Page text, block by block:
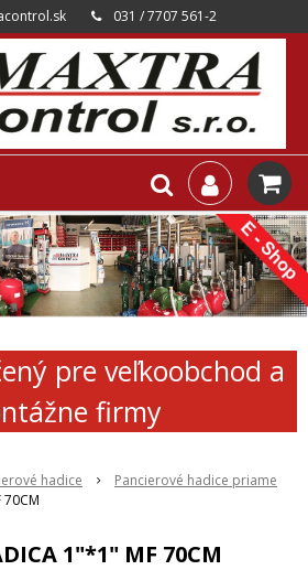
031 / 7707 561-2
pre veľkoobchod a
firmy
hadice
Pancierové hadice priame
1"*1" MF 70CM